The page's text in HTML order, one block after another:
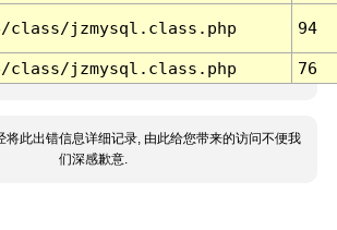
class/jzmysql.class.php 94
class/jzmysql.class.php 76
将此出错信息详细记录, 由此给您带来的访问不便我
们深感歉意.